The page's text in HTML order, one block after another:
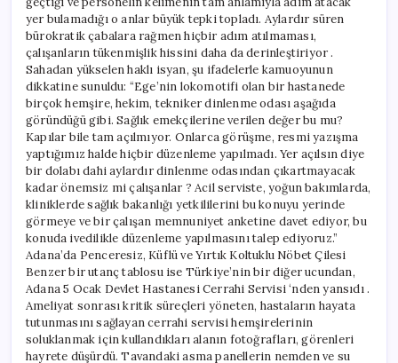
yer bulamadığı o anlar büyük tepki topladı. Aylardır süren
bürokratik çabalara rağmen hiçbir adım atılmaması,
çalışanların tükenmişlik hissini daha da derinleştiriyor .
Sahadan yükselen haklı isyan, şu ifadelerle kamuoyunun
dikkatine sunuldu: “Ege’nin lokomotifi olan bir hastanede
birçok hemşire, hekim, tekniker dinlenme odası aşağıda
göründüğü gibi. Sağlık emekçilerine verilen değer bu mu?
Kapılar bile tam açılmıyor. Onlarca görüşme, resmi yazışma
yaptığımız halde hiçbir düzenleme yapılmadı. Yer açılsın diye
bir dolabı dahi aylardır dinlenme odasından çıkartmayacak
kadar önemsiz mi çalışanlar ? Acil serviste, yoğun bakımlarda,
kliniklerde sağlık bakanlığı yetkililerini bu konuyu yerinde
görmeye ve bir çalışan memnuniyet anketine davet ediyor, bu
konuda ivedilikle düzenleme yapılmasını talep ediyoruz.”
Adana’da Penceresiz, Küflü ve Yırtık Koltuklu Nöbet Çilesi
Benzer bir utanç tablosu ise Türkiye’nin bir diğer ucundan,
Adana 5 Ocak Devlet Hastanesi Cerrahi Servisi ‘nden yansıdı .
Ameliyat sonrası kritik süreçleri yöneten, hastaların hayata
tutunmasını sağlayan cerrahi servisi hemşirelerinin
soluklanmak için kullandıkları alanın fotoğrafları, görenleri
hayrete düşürdü. Tavandaki asma panellerin nemden ve su